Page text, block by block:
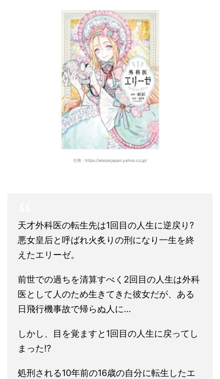
引用：https://ebookjapan.yahoo.co.jp/
天才外科医の転生先は1回目の人生に逆戻り?
悪女皇后と呼ばれ火炙りの刑になり一生を終
えたエリーゼ。
前世での過ちを清算すべく2回目の人生は外科
医として人のため生きてきた彼女だが、ある
日飛行機事故で帰らぬ人に…
しかし、目を覚ますと1回目の人生に戻ってし
まった!?
処刑される10年前の16歳の自分に転生したエ